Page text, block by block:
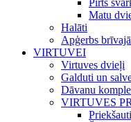
Pirts
Matu
Halāti
Apģerbs
VIRTUVEI
Virtuves dvieļi
Galduti un
Dāvanu
VIRTUVES